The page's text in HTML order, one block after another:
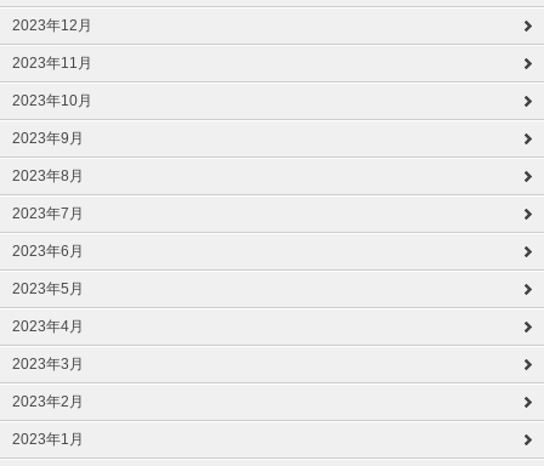
2023年12月
2023年11月
2023年10月
2023年9月
2023年8月
2023年7月
2023年6月
2023年5月
2023年4月
2023年3月
2023年2月
2023年1月